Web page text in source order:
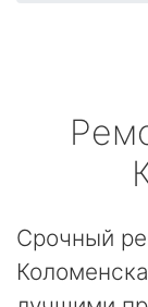
Срочный